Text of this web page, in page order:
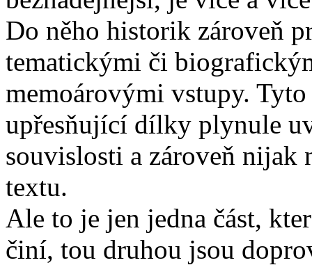
Do něho historik zároveň
tematickými či
memoárovými vstupy.
upřesňující dílky plynule
souvislosti a zároveň nijak
textu.
Ale to je jen jedna část,
činí, tou druhou jsou